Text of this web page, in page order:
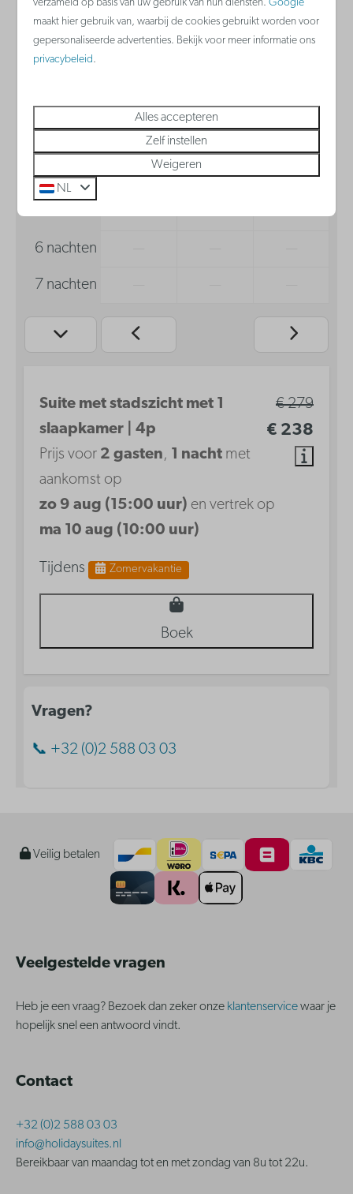
za
8 aug
zo
9 aug
ma
10 aug
1 nacht
2 nachten — € 468 € 505
€ 743
4 nachten — — —
5 nachten — — —
6 nachten
7 nachten
€ 279
€ 238
Suite met stadszicht met 1
slaapkamer | 4p
Prijs voor 2 gasten, 1 nacht met
aankomst op
zo 9 aug (15:00 uur) en vertrek op
ma 10 aug (10:00 uur)
Tijdens Zomervakantie
Boek
Vragen?
📞 +32 (0)2 588 03 03
Veilig betalen
Veelgestelde vragen
Heb je een vraag? Bezoek dan zeker onze klantenservicewaar je
hopelijk snel een antwoord vindt.
Contact
+32 (0)2 588 03 03
info@holidaysuites.nl
Bereikbaar van maandag tot en met zondag van 8u tot 22u.
verzameld op basis van uw gebruik van hun diensten.Google
maakt hier gebruik van, waarbij de cookies gebruikt worden voor
gepersonaliseerde advertenties. Bekijk voor meer informatie ons
privacybeleid.
Alles accepteren
Zelf instellen
Weigeren
NL